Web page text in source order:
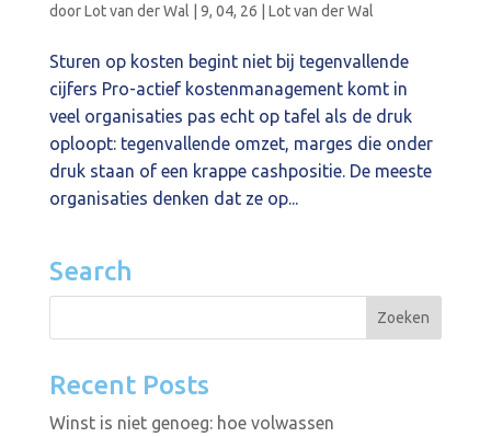
doorLot van der Wal | 9, 04, 26 | Lot van der Wal
Sturen op kosten begint niet bij tegenvallende
cijfers Pro-actief kostenmanagement komt in
veel organisaties pas echt op tafel als de druk
oploopt: tegenvallende omzet, marges die onder
druk staan of een krappe cashpositie. De meeste
organisaties denken dat ze op...
Search
Recent Posts
Winst is niet genoeg: hoe volwassen